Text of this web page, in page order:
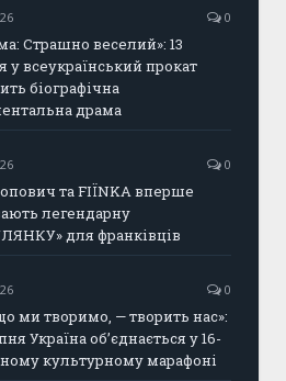
0
Страшно веселий»: 13
у всеукраїнський прокат
біографічна
драма
0
та FIÏNKA вперше
легендарну
для франківців
0
ми творимо, — творить нас»:
Україна об’єднається у 16-
культурному марафоні